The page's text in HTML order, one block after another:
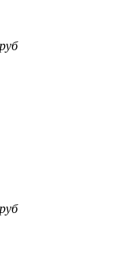
руб
руб